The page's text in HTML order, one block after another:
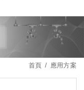
首頁 應用方案